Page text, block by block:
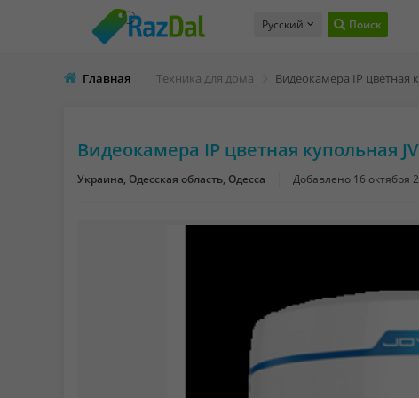
Русский Поиск
Главная Техника для дома
Видеокамера IP цветная купольная
Украина, Одесская область, Одесса Добавлено 16 октября